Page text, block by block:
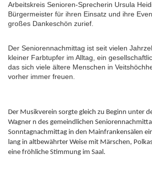
Arbeitskreis Senioren-Sprecherin Ursula
Bürgermeister für ihren Einsatz und ihre
großes Dankeschön zurief.
Der Seniorennachmittag ist seit vielen
kleiner Farbtupfer im Alltag, ein
das sich viele ältere Menschen in
vorher immer freuen.
Der Musikverein sorgte gleich zu Beginn unter
Wagner n des gemeindlichen
Sonntagnachmittag in den Mainfrankensälen
lang in altbewährter Weise mit Märschen,
eine fröhliche Stimmung im Saal.